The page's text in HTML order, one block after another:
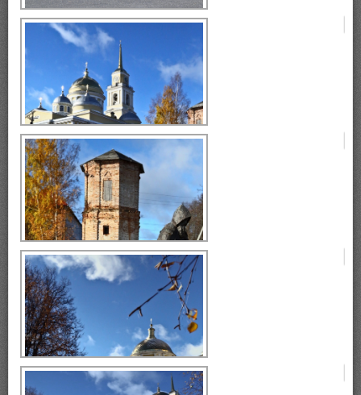
Селигер, монастырь Нилова
Пустынь, остров Столобный.
монастырь Нилова Пустынь